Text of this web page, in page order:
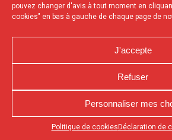
pouvez changer d'avis à tout moment en
cookies" en bas à gauche de chaque page de
J'accepte
Refuser
Personnaliser mes
Politique de cookies Déclaration de
Appuyez sur le bouton partager en bas de